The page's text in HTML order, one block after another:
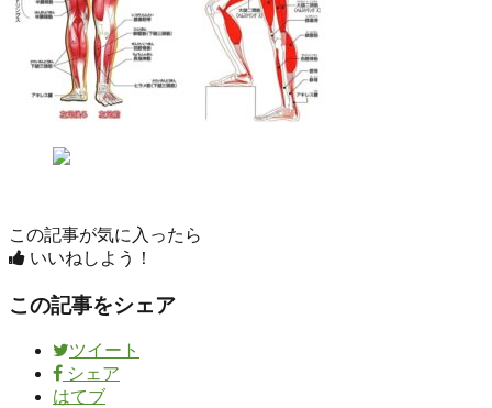
この記事が気に入ったら
いいねしよう！
この記事をシェア
ツイート
シェア
はてブ